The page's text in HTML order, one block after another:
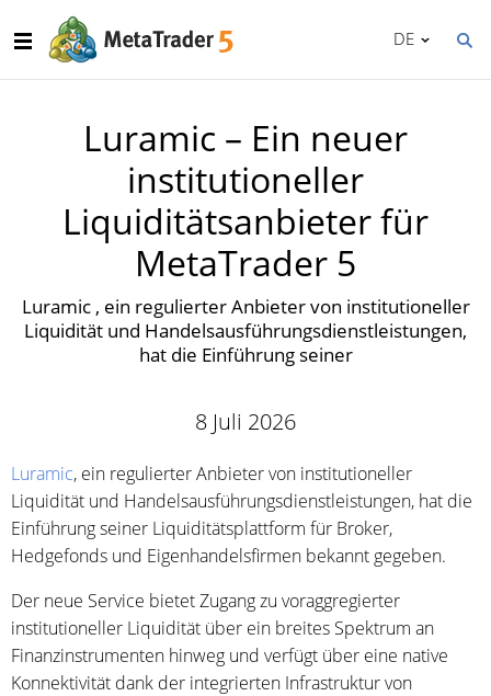
DE
Luramic – Ein neuer
institutioneller
Liquiditätsanbieter für
MetaTrader 5
Luramic , ein regulierter Anbieter von institutioneller
Liquidität und Handelsausführungsdienstleistungen,
hat die Einführung seiner
8 Juli 2026
Luramic, ein regulierter Anbieter von institutioneller
Liquidität und Handelsausführungsdienstleistungen, hat die
Einführung seiner Liquiditätsplattform für Broker,
Hedgefonds und Eigenhandelsfirmen bekannt gegeben.
Der neue Service bietet Zugang zu voraggregierter
institutioneller Liquidität über ein breites Spektrum an
Finanzinstrumenten hinweg und verfügt über eine native
Konnektivität dank der integrierten Infrastruktur von